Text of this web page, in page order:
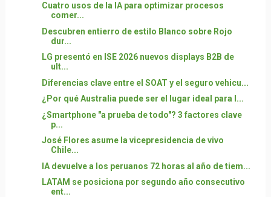
Cuatro usos de la IA para optimizar procesos
comer...
Descubren entierro de estilo Blanco sobre Rojo
dur...
LG presentó en ISE 2026 nuevos displays B2B de
ult...
Diferencias clave entre el SOAT y el seguro vehicu...
¿Por qué Australia puede ser el lugar ideal para l...
¿Smartphone "a prueba de todo"? 3 factores clave
p...
José Flores asume la vicepresidencia de vivo
Chile...
IA devuelve a los peruanos 72 horas al año de tiem...
LATAM se posiciona por segundo año consecutivo
ent...